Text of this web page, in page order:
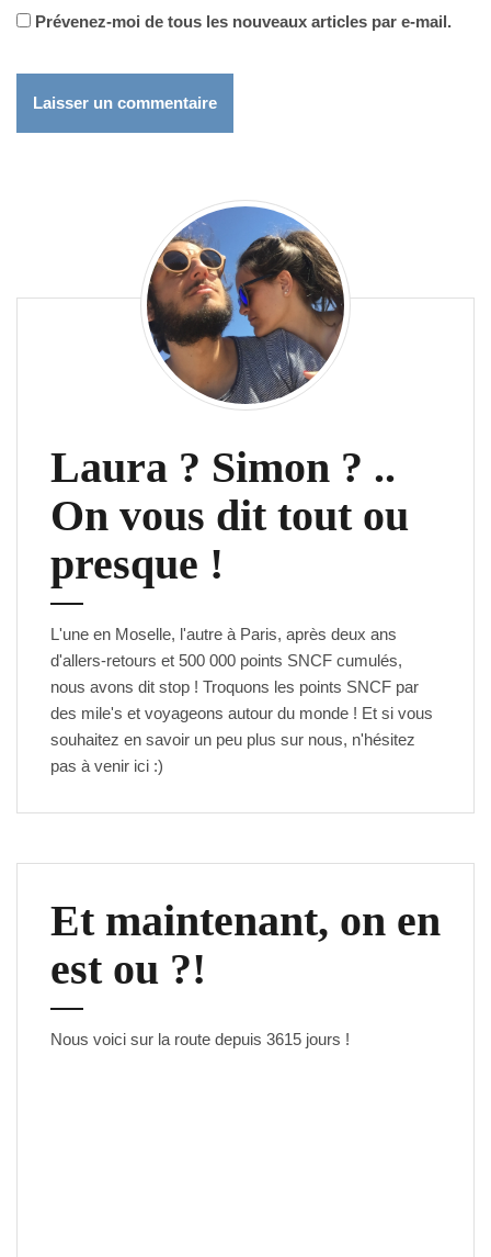
Prévenez-moi de tous les nouveaux articles par e-mail.
Laura ? Simon ? ..
On vous dit tout ou
presque !
L'une en Moselle, l'autre à Paris, après deux ans
d'allers-retours et 500 000 points SNCF cumulés,
nous avons dit stop ! Troquons les points SNCF par
des mile's et voyageons autour du monde ! Et si vous
souhaitez en savoir un peu plus sur nous, n'hésitez
pas à venir ici :)
Et maintenant, on en
est ou ?!
Nous voici sur la route depuis 3615 jours !